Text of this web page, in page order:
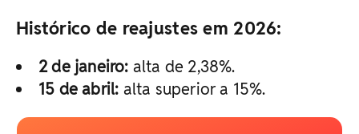
Histórico de reajustes em 2026:
2 de janeiro: alta de 2,38%.
15 de abril: alta superior a 15%.